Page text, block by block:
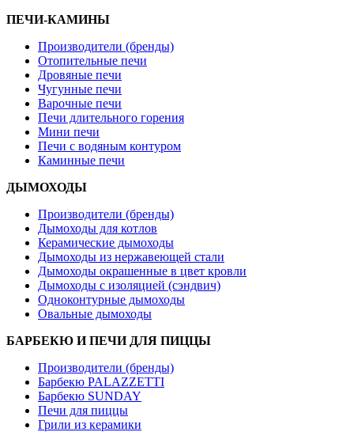
ПЕЧИ-КАМИНЫ
Производители (бренды)
Отопительные печи
Дровяные печи
Чугунные печи
Варочные печи
Печи длительного горения
Мини печи
Печи с водяным контуром
Каминные печи
ДЫМОХОДЫ
Производители (бренды)
Дымоходы для котлов
Керамические дымоходы
Дымоходы из нержавеющей стали
Дымоходы окрашенные в цвет кровли
Дымоходы с изоляцией (сэндвич)
Одноконтурные дымоходы
Овальные дымоходы
БАРБЕКЮ И ПЕЧИ ДЛЯ ПИЦЦЫ
Производители (бренды)
Барбекю PALAZZETTI
Барбекю SUNDAY
Печи для пиццы
Грили из керамики